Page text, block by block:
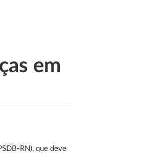
em
RN), que deve